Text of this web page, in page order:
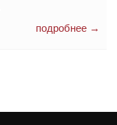
подробнее →